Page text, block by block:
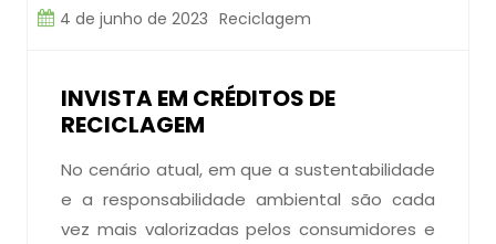
4 de junho de 2023 Reciclagem
INVISTA EM CRÉDITOS DE
RECICLAGEM
No cenário atual, em que a sustentabilidade
e a responsabilidade ambiental são cada
vez mais valorizadas pelos consumidores e